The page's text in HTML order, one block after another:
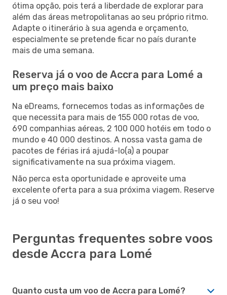
ótima opção, pois terá a liberdade de explorar para
além das áreas metropolitanas ao seu próprio ritmo.
Adapte o itinerário à sua agenda e orçamento,
especialmente se pretende ficar no país durante
mais de uma semana.
Reserva já o voo de Accra para Lomé a
um preço mais baixo
Na eDreams, fornecemos todas as informações de
que necessita para mais de 155 000 rotas de voo,
690 companhias aéreas, 2 100 000 hotéis em todo o
mundo e 40 000 destinos. A nossa vasta gama de
pacotes de férias irá ajudá-lo(a) a poupar
significativamente na sua próxima viagem.
Não perca esta oportunidade e aproveite uma
excelente oferta para a sua próxima viagem. Reserve
já o seu voo!
Perguntas frequentes sobre voos
desde Accra para Lomé
Quanto custa um voo de Accra para Lomé?